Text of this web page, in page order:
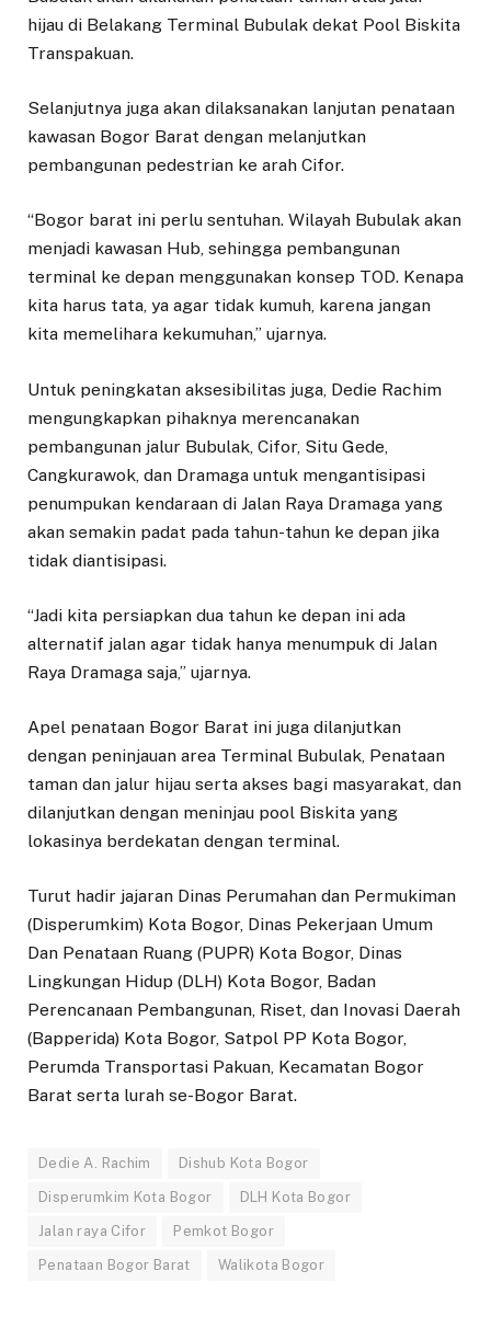
hijau di Belakang Terminal Bubulak dekat Pool Biskita
Transpakuan.
Selanjutnya juga akan dilaksanakan lanjutan penataan
kawasan Bogor Barat dengan melanjutkan
pembangunan pedestrian ke arah Cifor.
“Bogor barat ini perlu sentuhan. Wilayah Bubulak akan
menjadi kawasan Hub, sehingga pembangunan
terminal ke depan menggunakan konsep TOD. Kenapa
kita harus tata, ya agar tidak kumuh, karena jangan
kita memelihara kekumuhan,” ujarnya.
Untuk peningkatan aksesibilitas juga, Dedie Rachim
mengungkapkan pihaknya merencanakan
pembangunan jalur Bubulak, Cifor, Situ Gede,
Cangkurawok, dan Dramaga untuk mengantisipasi
penumpukan kendaraan di Jalan Raya Dramaga yang
akan semakin padat pada tahun-tahun ke depan jika
tidak diantisipasi.
“Jadi kita persiapkan dua tahun ke depan ini ada
alternatif jalan agar tidak hanya menumpuk di Jalan
Raya Dramaga saja,” ujarnya.
Apel penataan Bogor Barat ini juga dilanjutkan
dengan peninjauan area Terminal Bubulak, Penataan
taman dan jalur hijau serta akses bagi masyarakat, dan
dilanjutkan dengan meninjau pool Biskita yang
lokasinya berdekatan dengan terminal.
Turut hadir jajaran Dinas Perumahan dan Permukiman
(Disperumkim) Kota Bogor, Dinas Pekerjaan Umum
Dan Penataan Ruang (PUPR) Kota Bogor, Dinas
Lingkungan Hidup (DLH) Kota Bogor, Badan
Perencanaan Pembangunan, Riset, dan Inovasi Daerah
(Bapperida) Kota Bogor, Satpol PP Kota Bogor,
Perumda Transportasi Pakuan, Kecamatan Bogor
Barat serta lurah se-Bogor Barat.
Dedie A. Rachim Dishub Kota Bogor
Disperumkim Kota Bogor DLH Kota Bogor
Jalan raya Cifor Pemkot Bogor
Penataan Bogor Barat Walikota Bogor